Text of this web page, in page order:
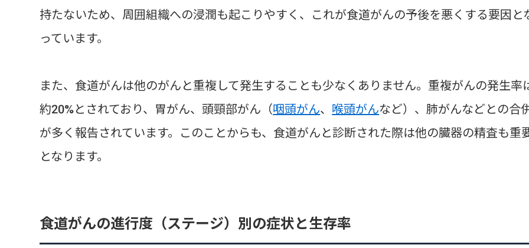
持たないため、周囲組織への浸潤も起こりやすく、これが食道がんの予後を悪くする要因と
っています。
また、食道がんは他のがんと重複して発生することも少なくありません。重複がんの発生率
約20%とされており、胃がん、頭頸部がん（咽頭がん、 喉頭がんなど）、肺がんなどとの合
が多く報告されています。このことからも、食道がんと診断された際は他の臓器の精査も重
となります。
食道がんの進行度（ステージ）別の症状と生存率